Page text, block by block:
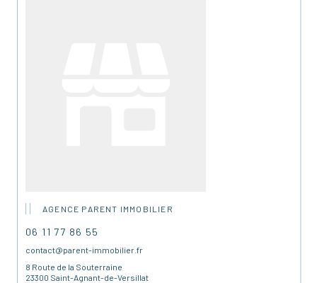
AGENCE PARENT IMMOBILIER
06 11 77 86 55
contact@parent-immobilier.fr
8 Route de la Souterraine
23300 Saint-Agnant-de-Versillat